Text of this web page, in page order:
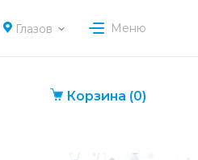
Глазов Меню
Корзина (0)